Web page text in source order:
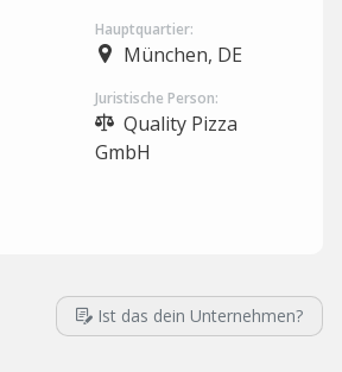
Hauptquartier:
München, DE
Juristische Person:
Quality Pizza
GmbH
Ist das dein Unternehmen?